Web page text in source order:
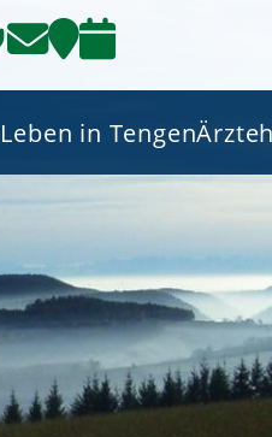
Leben in Tengen